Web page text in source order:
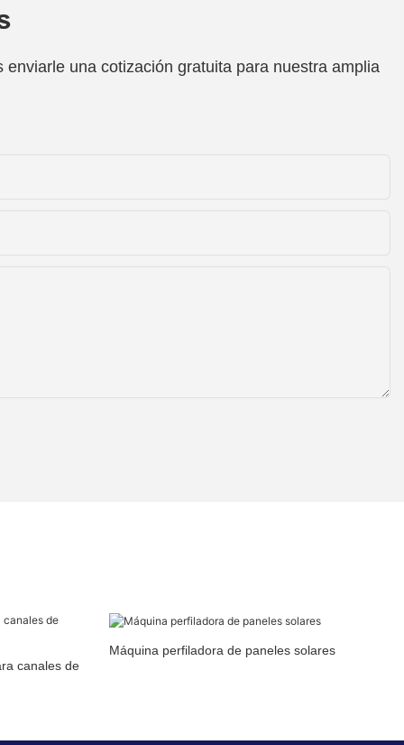
una cotización gratuita para nuestra amplia
canales de
Máquina perfiladora de paneles solares